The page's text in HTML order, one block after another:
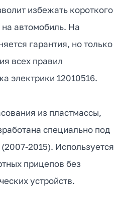
избежать короткого
автомобиль. На
гарантия, но только
всех правил
электрики 12010516.
из пластмассы,
специально под
2015). Используется
прицепов без
устройств.